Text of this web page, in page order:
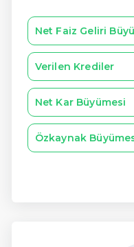
Net Faiz Geliri
Verilen Krediler
Net Kar Büyümesi
Özkaynak